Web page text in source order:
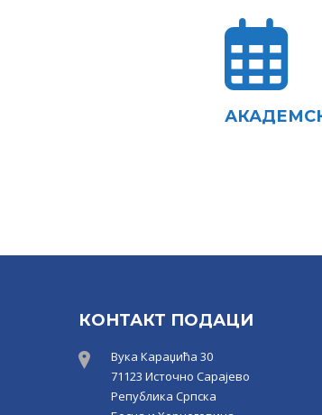
КОНТАКТ ПОДАЦИ
Вука Караџића 30
71123 Источно Сарајево
Република Српска